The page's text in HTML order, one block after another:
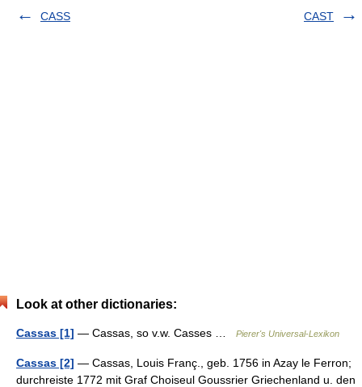
CASS
CAST
Look at other dictionaries:
Cassas [1] — Cassas, so v.w. Casses … Pierer's Universal-Lexikon
Cassas [2] — Cassas, Louis Franç., geb. 1756 in Azay le Ferron;
durchreiste 1772 mit Graf Choiseul Goussrier Griechenland u. den